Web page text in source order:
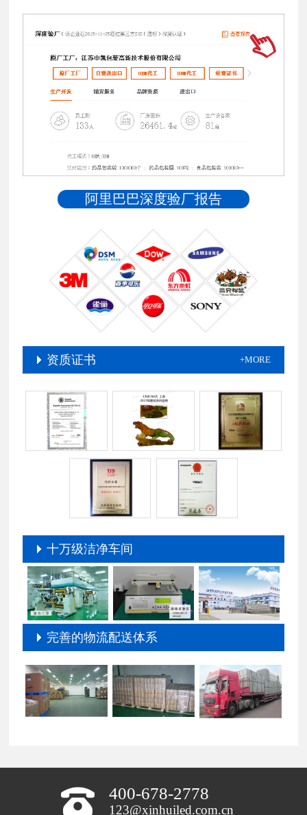
阿里巴巴深度验厂报告
资质证书 +MORE
十万级洁净车间
完善的物流配送体系
400-678-2778
123@xinhuiled.com.cn